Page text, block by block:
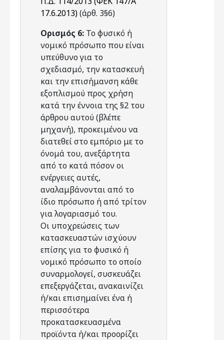
17.6.2013)(άρθ. 3§6)
Ορισμός 6: Το φυσικό ή
νομικό πρόσωπο που είναι
υπεύθυνο για το
σχεδιασμό, την κατασκευή
και την επισήμανση κάθε
εξοπλισμού προς χρήση
κατά την έννοια της §2 του
άρθρου αυτού (βλέπε
μηχανή), προκειμένου να
διατεθεί στο εμπόριο με το
όνομά του, ανεξάρτητα
από το κατά πόσον οι
ενέργειες αυτές,
αναλαμβάνονται από το
ίδιο πρόσωπο ή από τρίτον
για λογαριασμό του.
Οι υποχρεώσεις των
κατασκευαστών ισχύουν
επίσης για το φυσικό ή
νομικό πρόσωπο το οποίο
συναρμολογεί, συσκευάζει
επεξεργάζεται, ανακαινίζει
ή/και επισημαίνει ένα ή
περισσότερα
προκατασκευασμένα
προϊόντα ή/και προορίζει